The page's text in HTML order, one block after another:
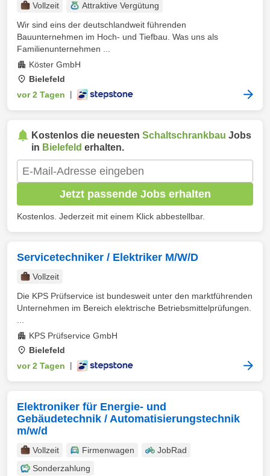
Vollzeit
Attraktive Vergütung
Wir sind eins der deutschlandweit führenden
Bauunternehmen im Hoch- und Tiefbau. Was uns als
Familienunternehmen ...
Köster GmbH
Bielefeld
vor 2 Tagen
Kostenlos die neuesten Schaltschrankbau Jobs
in Bielefeld erhalten.
Jetzt passende Jobs erhalten
Kostenlos. Jederzeit mit einem Klick abbestellbar.
Servicetechniker / Elektriker M/W/D
Vollzeit
Die KPS Prüfservice ist bundesweit unter den marktführenden
Unternehmen im Bereich elektrische Betriebsmittelprüfungen.
KPS Prüfservice GmbH
Bielefeld
vor 2 Tagen
Elektroniker für Energie- und
Gebäudetechnik / Automatisierungstechnik
m/w/d
Vollzeit Firmenwagen
JobRad
Sonderzahlung